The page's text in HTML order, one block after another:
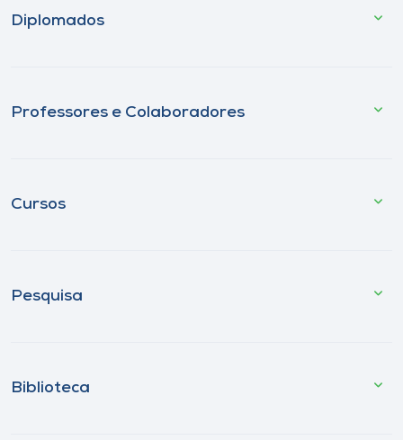
Diplomados
Professores e Colaboradores
Cursos
Pesquisa
Biblioteca